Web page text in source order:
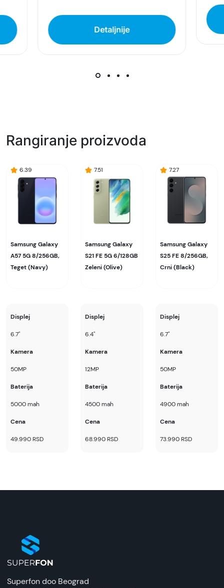
da garantuje da su svi podaci apsolutno ispravni.
Detaljnije
Rangiranje proizvoda
6.39
Samsung Galaxy
A57 5G 8/256GB,
Teget (Navy)
7.51
Samsung Galaxy
S21 FE 5G 6/128GB
Zeleni (Olive)
7.27
Samsung Galaxy
S25 FE 8/256GB,
Crni (Black)
Displej
6.7"
Kamera
50MP
Baterija
5000 mah
Cena
49.990 RSD
Displej
6.4"
Kamera
12MP
Baterija
4500 mah
Cena
68.990 RSD
Displej
6.7"
Kamera
50MP
Baterija
4900 mah
Cena
73.990 RSD
Superfon doo Beograd